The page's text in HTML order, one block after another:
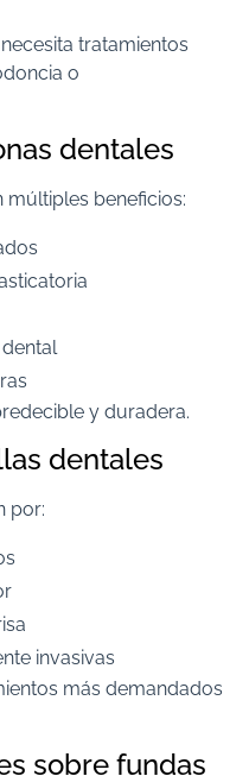
tratamientos
o
dentales
múltiples beneficios:
y duradera.
dentales
por:
invasivas
más demandados
sobre fundas